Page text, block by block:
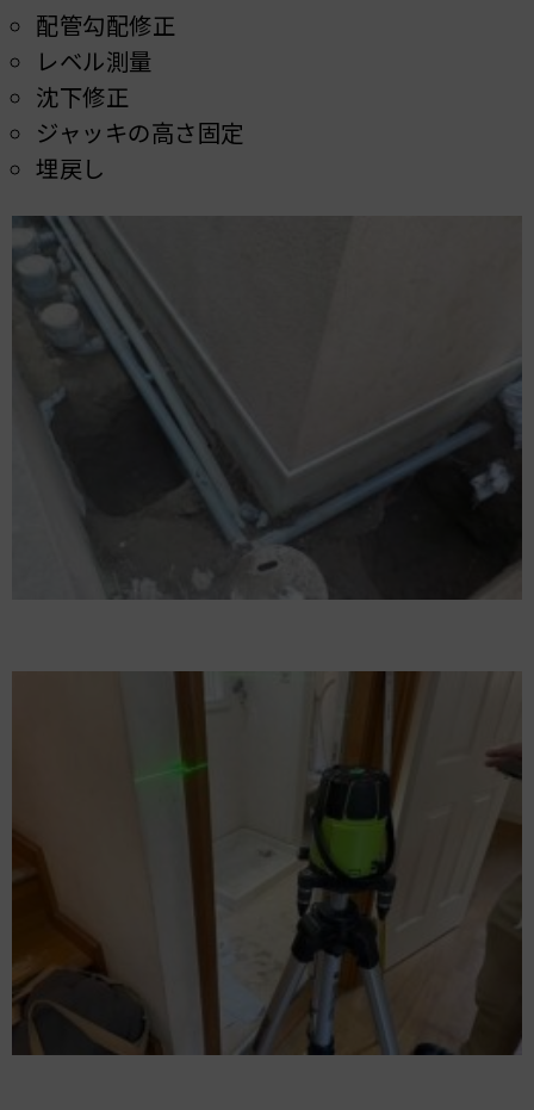
配管勾配修正
レベル測量
沈下修正
ジャッキの高さ固定
埋戻し